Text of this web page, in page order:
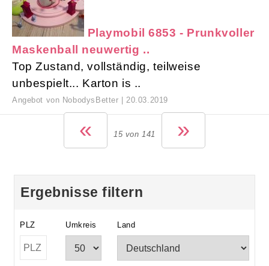
Playmobil 6853 - Prunkvoller
Maskenball neuwertig ..
Top Zustand, vollständig, teilweise
unbespielt... Karton is ..
Angebot von NobodysBetter | 20.03.2019
« 15 von 141 »
Ergebnisse filtern
PLZ Umkreis Land